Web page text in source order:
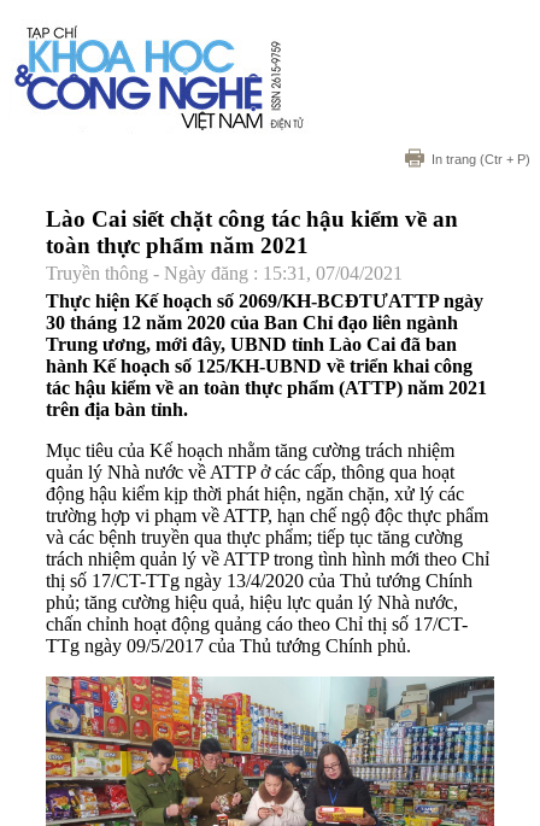
In trang (Ctr + P)
Lào Cai siết chặt công tác hậu kiểm về an
toàn thực phẩm năm 2021
Truyền thông - Ngày đăng : 15:31, 07/04/2021
Thực hiện Kế hoạch số 2069/KH-BCĐTƯATTP ngày
30 tháng 12 năm 2020 của Ban Chỉ đạo liên ngành
Trung ương, mới đây, UBND tỉnh Lào Cai đã ban
hành Kế hoạch số 125/KH-UBND về triển khai công
tác hậu kiểm về an toàn thực phẩm (ATTP) năm 2021
trên địa bàn tỉnh.
Mục tiêu của Kế hoạch nhằm tăng cường trách nhiệm
quản lý Nhà nước về ATTP ở các cấp, thông qua hoạt
động hậu kiểm kịp thời phát hiện, ngăn chặn, xử lý các
trường hợp vi phạm về ATTP, hạn chế ngộ độc thực phẩm
và các bệnh truyền qua thực phẩm; tiếp tục tăng cường
trách nhiệm quản lý về ATTP trong tình hình mới theo Chỉ
thị số 17/CT-TTg ngày 13/4/2020 của Thủ tướng Chính
phủ; tăng cường hiệu quả, hiệu lực quản lý Nhà nước,
chấn chỉnh hoạt động quảng cáo theo Chỉ thị số 17/CT-
TTg ngày 09/5/2017 của Thủ tướng Chính phủ.